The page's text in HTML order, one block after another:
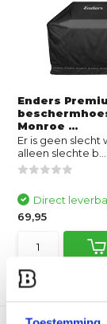
Enders
Monroe ...
Er is geen slecht
alleen slechte b...
Vergelijk
Direct
69,95